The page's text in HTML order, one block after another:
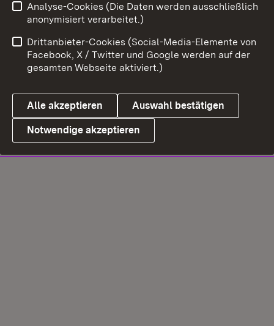
Analyse-Cookies (Die Daten werden ausschließlich
anonymisiert verarbeitet.)
Drittanbieter-Cookies (Social-Media-Elemente von
Facebook, X / Twitter und Google werden auf der
gesamten Webseite aktiviert.)
Alle akzeptieren Auswahl bestätigen
Notwendige akzeptieren